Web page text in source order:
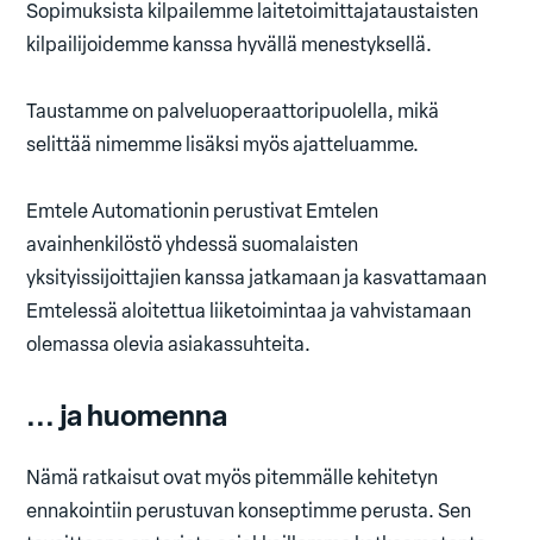
Sopimuksista kilpailemme laitetoimittajataustaisten
kilpailijoidemme kanssa hyvällä menestyksellä.
Taustamme on palveluoperaattoripuolella, mikä
selittää nimemme lisäksi myös ajatteluamme.
Emtele Automationin perustivat Emtelen
avainhenkilöstö yhdessä suomalaisten
yksityissijoittajien kanssa jatkamaan ja kasvattamaan
Emtelessä aloitettua liiketoimintaa ja vahvistamaan
olemassa olevia asiakassuhteita.
... ja huomenna
Nämä ratkaisut ovat myös pitemmälle kehitetyn
ennakointiin perustuvan konseptimme perusta. Sen